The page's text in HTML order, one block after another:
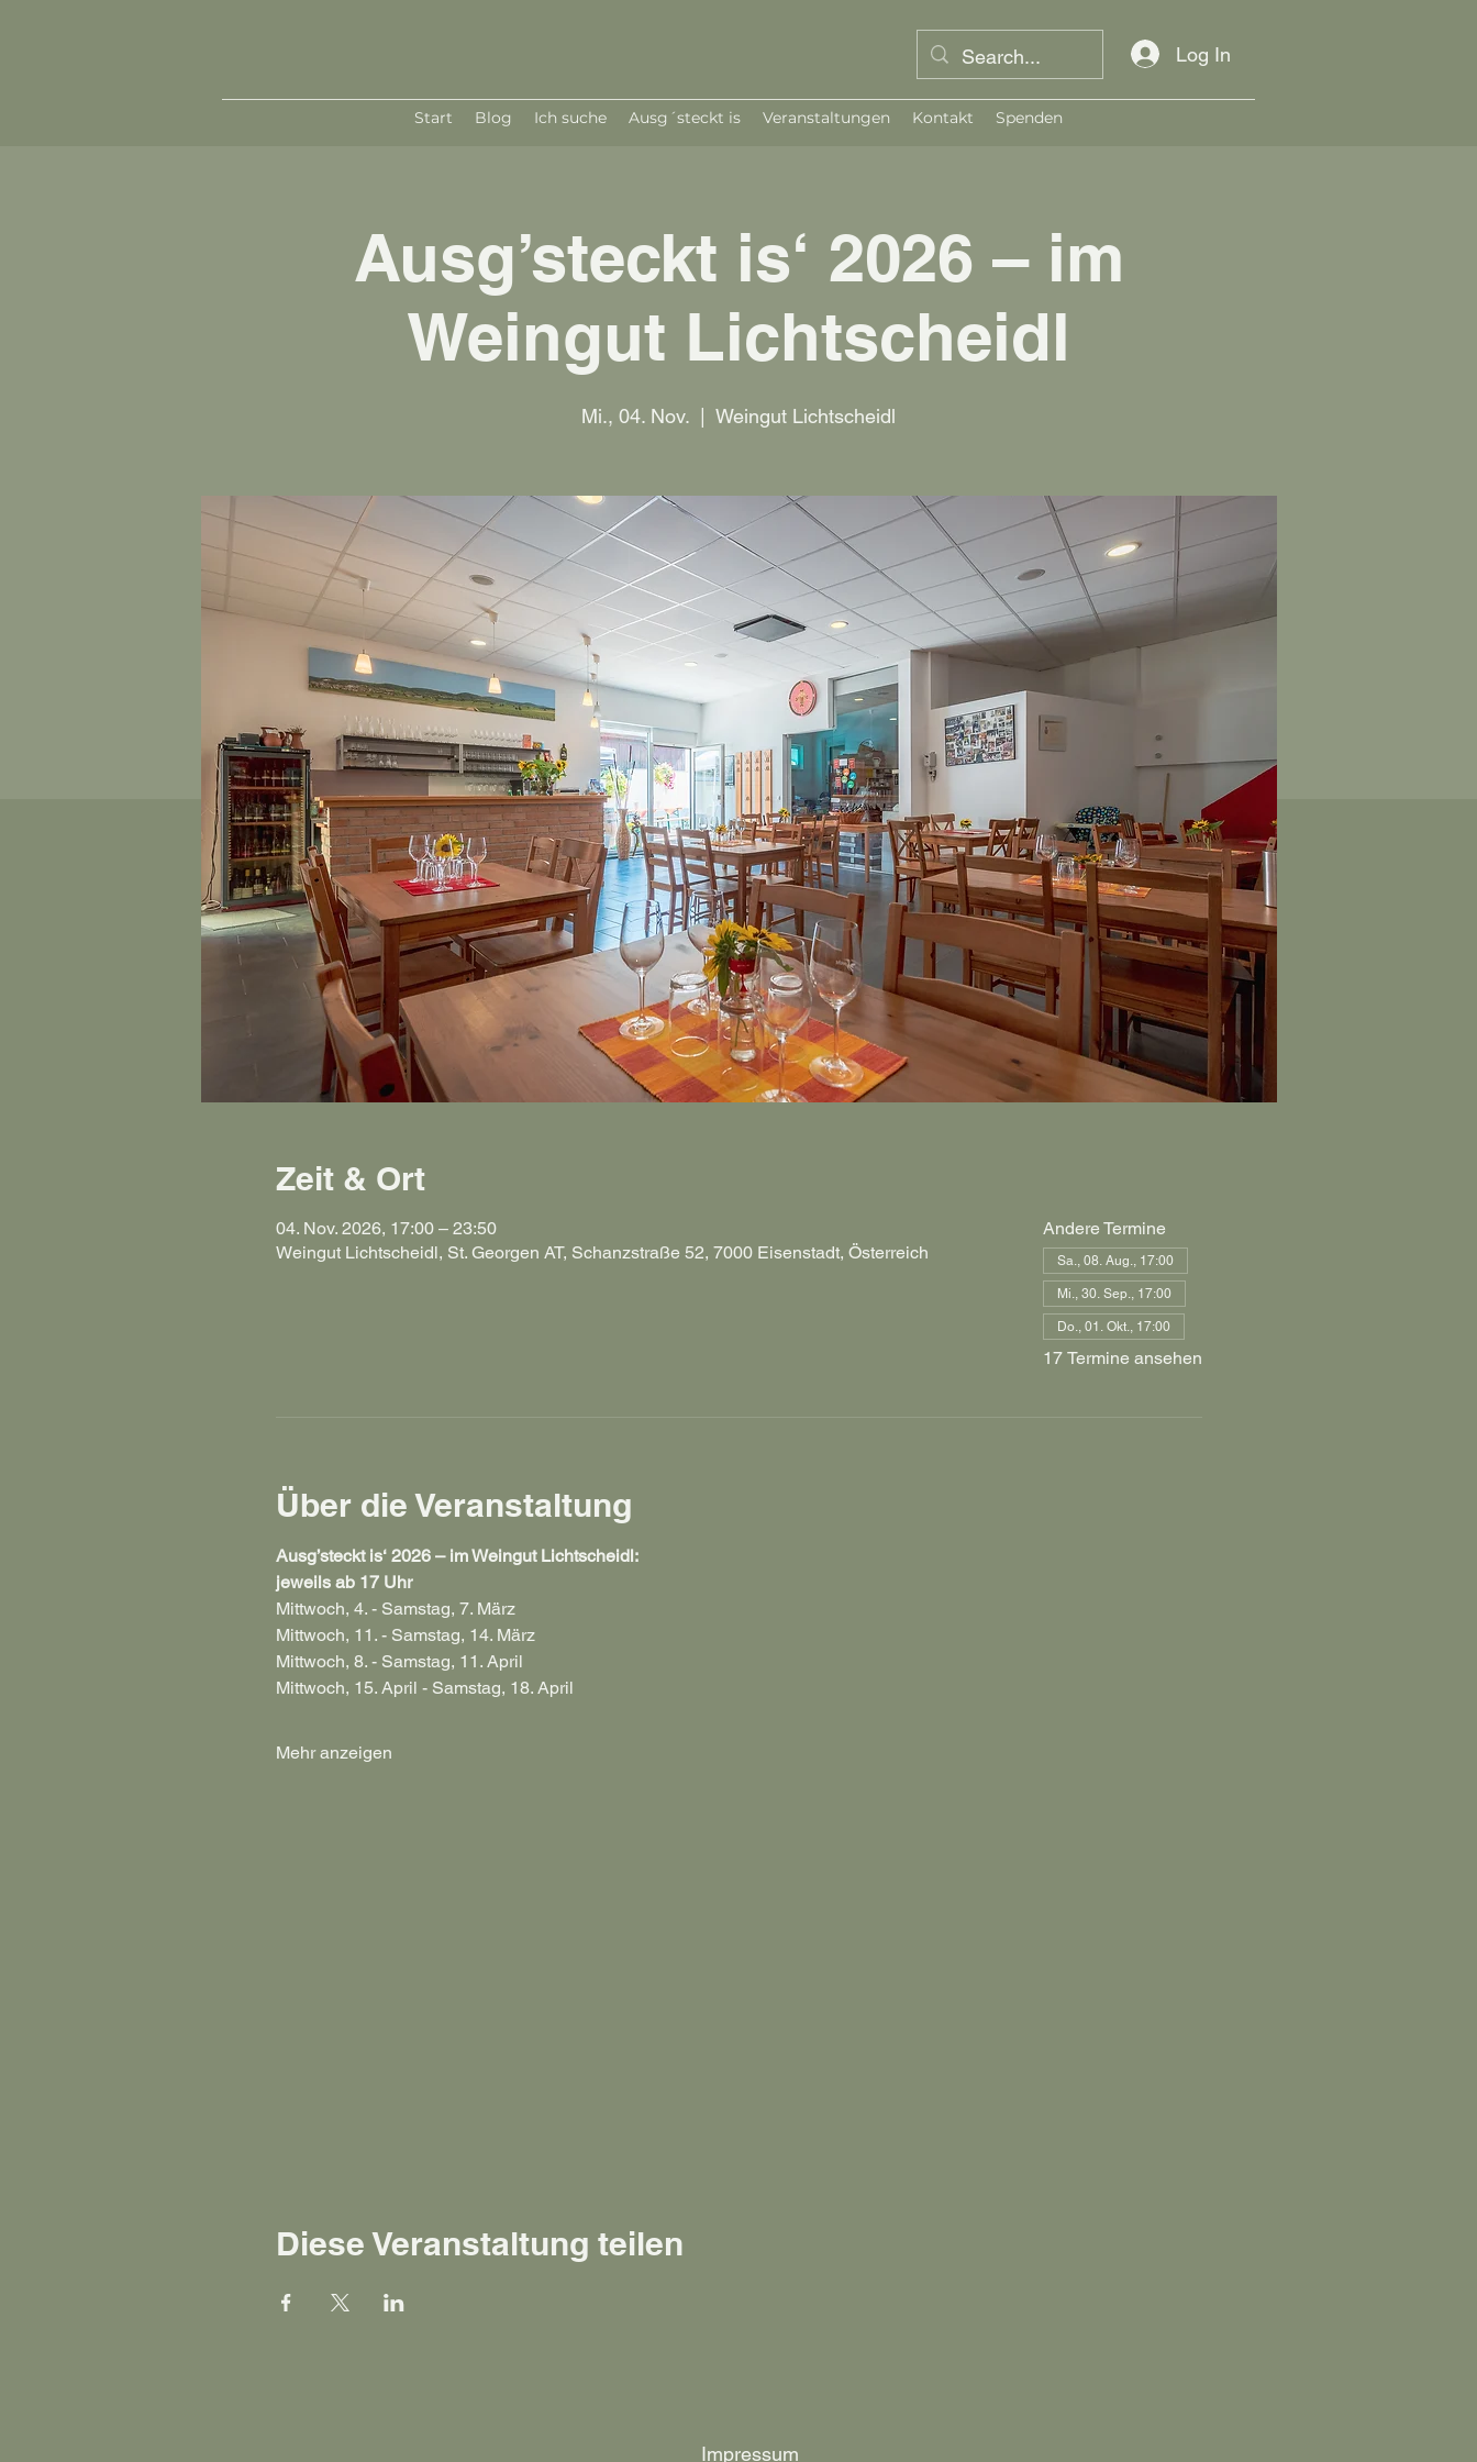
Log In
Start Blog Ich suche Ausg´steckt is Veranstaltungen Kontakt Spenden
Ausg’steckt is‘ 2026 – im
Weingut Lichtscheidl
Mi., 04. Nov. Weingut Lichtscheidl
Zeit & Ort
04. Nov. 2026, 17:00 – 23:50
Weingut Lichtscheidl, St. Georgen AT, Schanzstraße 52, 7000 Eisenstadt, Österreich
Andere Termine
Sa., 08. Aug., 17:00
Mi., 30. Sep., 17:00
Do., 01. Okt., 17:00
17 Termine ansehen
Über die Veranstaltung
Ausg’steckt is‘ 2026 – im Weingut Lichtscheidl:
jeweils ab 17 Uhr
Mittwoch, 4. - Samstag, 7. März
Mittwoch, 11. - Samstag, 14. März
Mittwoch, 8. - Samstag, 11. April
Mittwoch, 15. April - Samstag, 18. April
Mehr anzeigen
Diese Veranstaltung teilen
Impressum